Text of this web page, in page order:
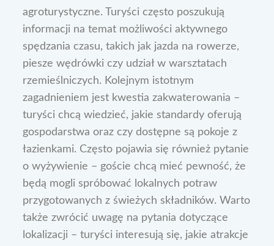
agroturystyczne. Turyści często poszukują
informacji na temat możliwości aktywnego
spędzania czasu, takich jak jazda na rowerze,
piesze wędrówki czy udział w warsztatach
rzemieślniczych. Kolejnym istotnym
zagadnieniem jest kwestia zakwaterowania –
turyści chcą wiedzieć, jakie standardy oferują
gospodarstwa oraz czy dostępne są pokoje z
łazienkami. Często pojawia się również pytanie
o wyżywienie – goście chcą mieć pewność, że
będą mogli spróbować lokalnych potraw
przygotowanych z świeżych składników. Warto
także zwrócić uwagę na pytania dotyczące
lokalizacji – turyści interesują się, jakie atrakcje